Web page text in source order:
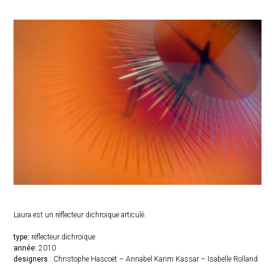
Laura est un réflecteur dichroïque articulé.
type: réflecteur dichroïque
année: 2010
designers: Christophe Hascoët – Annabel Karim Kassar – Isabelle Rolland